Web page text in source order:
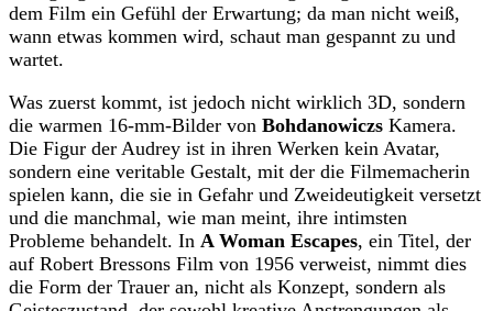
dem Film ein Gefühl der Erwartung; da man nicht weiß,
wann etwas kommen wird, schaut man gespannt zu und
wartet.
Was zuerst kommt, ist jedoch nicht wirklich 3D, sondern
die warmen 16-mm-Bilder von Bohdanowiczs Kamera.
Die Figur der Audrey ist in ihren Werken kein Avatar,
sondern eine veritable Gestalt, mit der die Filmemacherin
spielen kann, die sie in Gefahr und Zweideutigkeit versetzt
und die manchmal, wie man meint, ihre intimsten
Probleme behandelt. In A Woman Escapes, ein Titel, der
auf Robert Bressons Film von 1956 verweist, nimmt dies
die Form der Trauer an, nicht als Konzept, sondern als